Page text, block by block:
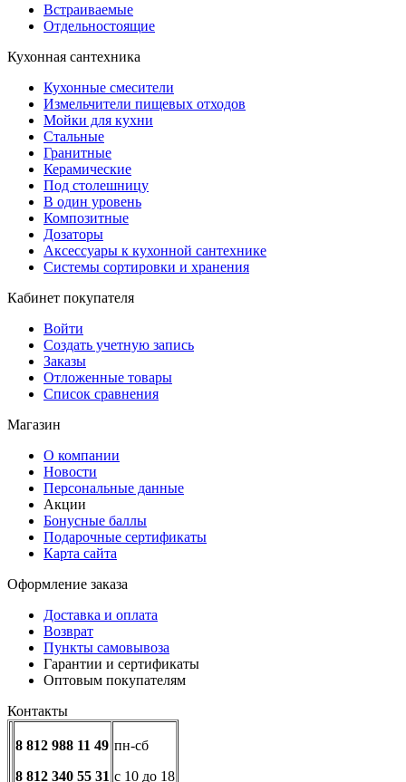
Встраиваемые
Отдельностоящие
Кухонная сантехника
Кухонные смесители
Измельчители пищевых отходов
Мойки для кухни
Стальные
Гранитные
Керамические
Под столешницу
В один уровень
Композитные
Дозаторы
Аксессуары к кухонной сантехнике
Системы сортировки и хранения
Кабинет покупателя
Войти
Создать учетную запись
Заказы
Отложенные товары
Список сравнения
Магазин
О компании
Новости
Персональные данные
Акции
Бонусные баллы
Подарочные сертификаты
Карта сайта
Оформление заказа
Доставка и оплата
Возврат
Пункты самовывоза
Гарантии и сертификаты
Оптовым покупателям
Контакты
8 812 988 11 49
8 812 340 55 31
пн-сб
с 10 до 18